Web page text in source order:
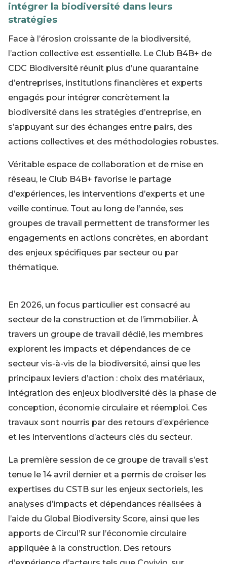
intégrer la biodiversité dans leurs
stratégies
Face à l’érosion croissante de la biodiversité,
l’action collective est essentielle. Le Club B4B+ de
CDC Biodiversité réunit plus d’une quarantaine
d’entreprises, institutions financières et experts
engagés pour intégrer concrètement la
biodiversité dans les stratégies d’entreprise, en
s’appuyant sur des échanges entre pairs, des
actions collectives et des méthodologies robustes.
Véritable espace de collaboration et de mise en
réseau, le Club B4B+ favorise le partage
d’expériences, les interventions d’experts et une
veille continue. Tout au long de l’année, ses
groupes de travail permettent de transformer les
engagements en actions concrètes, en abordant
des enjeux spécifiques par secteur ou par
thématique.
En 2026, un focus particulier est consacré au
secteur de la construction et de l’immobilier. À
travers un groupe de travail dédié, les membres
explorent les impacts et dépendances de ce
secteur vis-à-vis de la biodiversité, ainsi que les
principaux leviers d’action : choix des matériaux,
intégration des enjeux biodiversité dès la phase de
conception, économie circulaire et réemploi. Ces
travaux sont nourris par des retours d’expérience
et les interventions d’acteurs clés du secteur.
La première session de ce groupe de travail s’est
tenue le 14 avril dernier et a permis de croiser les
expertises du CSTB sur les enjeux sectoriels, les
analyses d’impacts et dépendances réalisées à
l’aide du Global Biodiversity Score, ainsi que les
apports de Circul’R sur l’économie circulaire
appliquée à la construction. Des retours